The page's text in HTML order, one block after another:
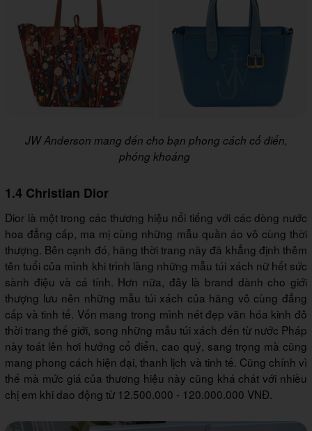
JW Anderson mang đến cho bạn phong cách cổ điển,
phóng khoáng
1.4 Christian Dior
Dior là một trong các thương hiệu nổi tiếng với các dòng nước
hoa đẳng cấp, ma mị cùng những mẫu quần áo vô cùng thời
thượng. Bên cạnh đó, hãng thời trang nãy đã khẳng định thêm
tên tuổi của mình khi trình làng những mẫu túi xách nữ hết sức
sành điệu và cá tính. Hơn nữa, đây là brand dành cho giới
thượng lưu nên những mẫu túi xách của hãng vô cùng đẳng
cấp và tinh tế. Vốn mang trong mình nét đẹp văn hóa kinh đô
thời trang thế giới, song những mẫu túi xách đến từ nước Pháp
này toát lên hơi hướng cổ điển, cao quý, sang trọng mà cũng
mang phong cách hiện đại, thanh lịch và tinh tế. Cũng chính vì
thế mà mức giá của thương hiệu này cũng khá chát với nhiều
chị em khi dao động từ 12.500.000 - 120.000.000 VNĐ.